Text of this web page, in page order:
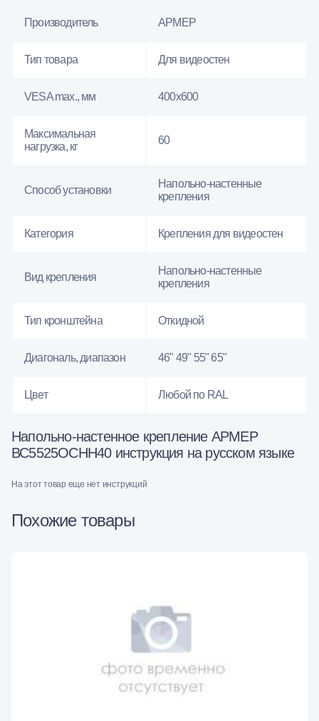
Производитель АРМЕР
Тип товара Для видеостен
VESA max., мм 400х600
Максимальная
нагрузка, кг
60
Способ установки
Напольно-настенные
крепления
Категория Крепления для видеостен
Вид крепления
Напольно-настенные
крепления
Тип кронштейна Откидной
Диагональ, диапазон 46" 49" 55" 65"
Цвет Любой по RAL
Напольно-настенное крепление АРМЕР
ВС5525ОСНН40 инструкция на русском языке
На этот товар еще нет инструкций
Похожие товары